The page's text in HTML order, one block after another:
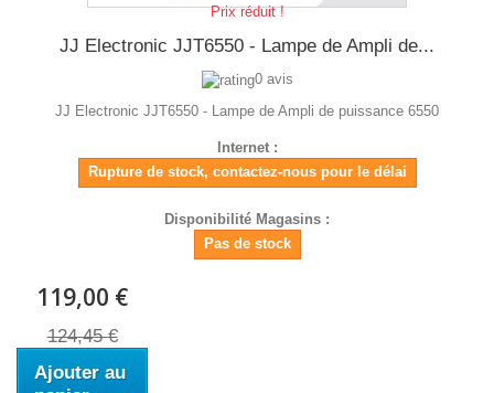
Prix réduit !
JJ Electronic JJT6550 - Lampe de Ampli de...
0 avis
JJ Electronic JJT6550 - Lampe de Ampli de puissance 6550
Internet :
Rupture de stock, contactez-nous pour le délai
Disponibilité Magasins :
Pas de stock
119,00 €
124,45 €
Ajouter au